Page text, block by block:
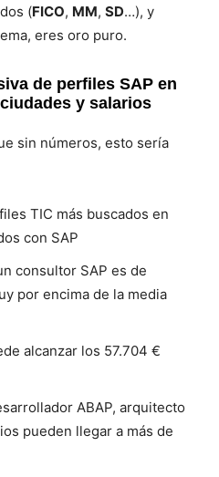
(FICO, MM, SD…), y
eres oro puro.
de perfiles SAP en
y salarios
sin números, esto sería
TIC más buscados en
con SAP
consultor SAP es de
por encima de la media
alcanzar los 57.704 €
ABAP, arquitecto
pueden llegar a más de